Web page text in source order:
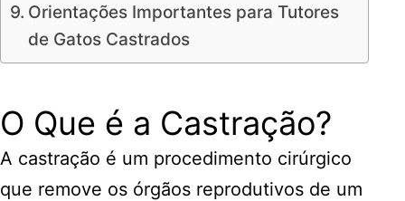
Orientações Importantes para Tutores
de Gatos Castrados
O Que é a Castração?
A castração é um procedimento cirúrgico
que remove os órgãos reprodutivos de um